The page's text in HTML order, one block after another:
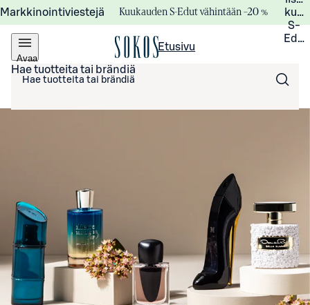
Markkinointiviestejä Kuukauden S-Edut vähintään –20 %
S-
Avaa
valikko
Etusivu
Hae tuotteita tai brändiä